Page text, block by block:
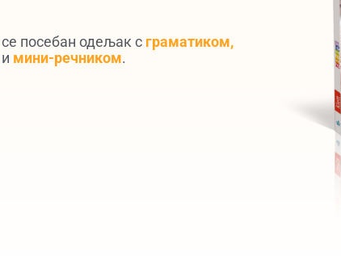
посебан одељак с граматиком,
и мини-речником.